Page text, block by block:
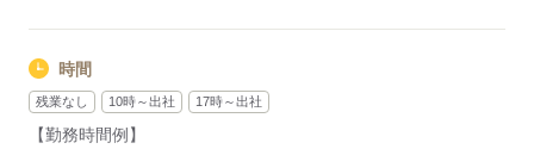
応募する
時間
残業なし 10時～出社 17時～出社
【勤務時間例】